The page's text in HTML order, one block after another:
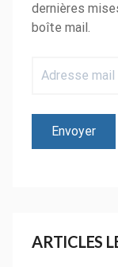
dernières
boîte mail.
ARTICLES